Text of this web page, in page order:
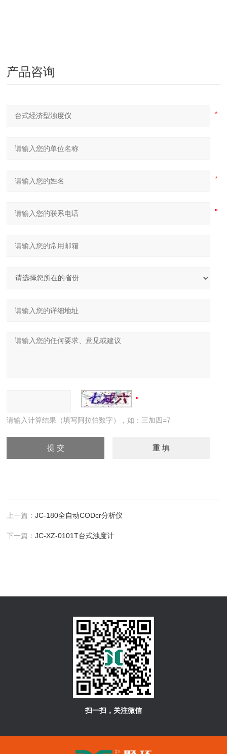
产品咨询
请输入计算结果（填写阿拉伯数字），如：三加四=7
上一篇：JC-180全自动CODcr分析仪
下一篇：JC-XZ-0101T台式浊度计
扫一扫，关注微信